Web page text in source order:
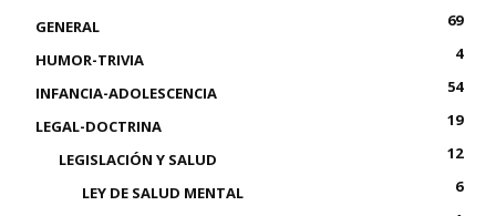
GENERAL
69
HUMOR-TRIVIA
4
INFANCIA-ADOLESCENCIA
54
LEGAL-DOCTRINA
19
LEGISLACIÓN Y SALUD
12
LEY DE SALUD MENTAL
6